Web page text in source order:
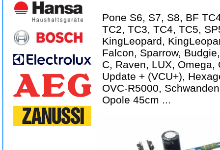
Pone S6, S7, S8, BF
TC2, TC3, TC4, TC5,
KingLeopard,
Falcon, Sparrow,
C, Raven, LUX,
Update + (VCU+),
OVC-R5000,
Opole 45cm ...